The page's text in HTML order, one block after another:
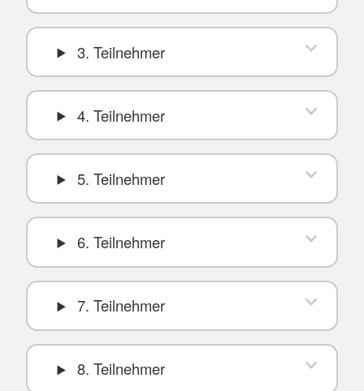
3. Teilnehmer
4. Teilnehmer
5. Teilnehmer
6. Teilnehmer
7. Teilnehmer
8. Teilnehmer